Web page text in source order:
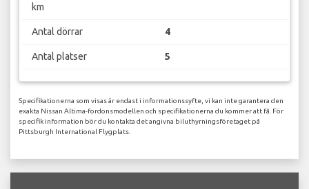
km
Antal dörrar 4
Antal platser 5
Specifikationerna som visas är endast i informationssyfte, vi kan inte garantera den
exakta Nissan Altima-fordonsmodellen och specifikationerna du kommer att få. För
specifik information bör du kontakta det angivna biluthyrningsföretaget på
Pittsburgh International Flygplats.